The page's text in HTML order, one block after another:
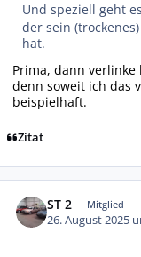
Und speziell geht
der sein
hat.
Prima, dann
denn soweit ich das
beispielhaft.
Zitat
ST 2 Mitglied
26. August 2025